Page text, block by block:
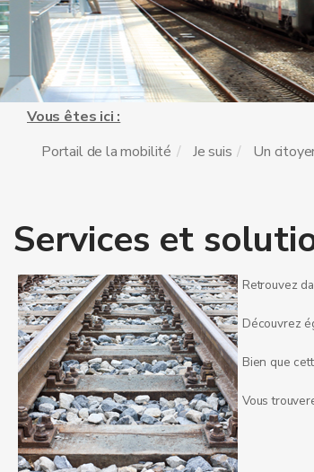
Vous êtes ici :
Portail de la mobilité
Je suis Un
Services et
Retrouvez
Découvrez
Bien que
Vous